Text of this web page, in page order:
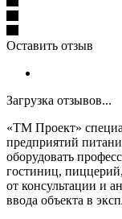
Оставить отзыв
Загрузка отзывов...
«ТМ Проект»
предприятий
оборудовать
гостиниц,
от консультации и
ввода объекта в